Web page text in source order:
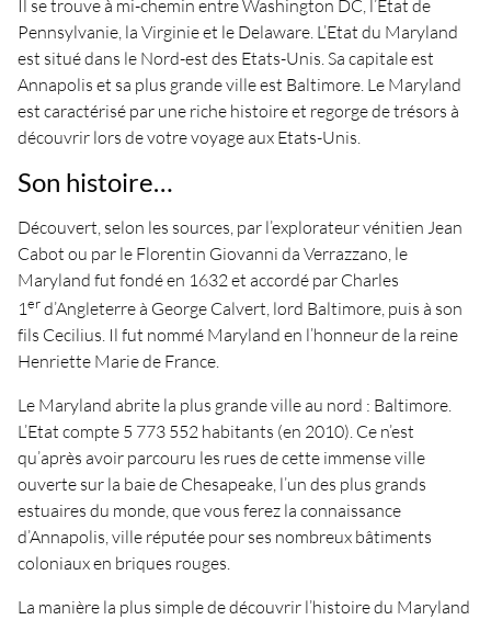
Il se trouve à mi-chemin entre Washington DC, l’Etat de
Pennsylvanie, la Virginie et le Delaware. L’Etat du Maryland
est situé dans le Nord-est des Etats-Unis. Sa capitale est
Annapolis et sa plus grande ville est Baltimore. Le Maryland
est caractérisé par une riche histoire et regorge de trésors à
découvrir lors de votre voyage aux Etats-Unis.
Son histoire…
Découvert, selon les sources, par l’explorateur vénitien Jean
Cabot ou par le Florentin Giovanni da Verrazzano, le
Maryland fut fondé en 1632 et accordé par Charles
1erd’Angleterre à George Calvert, lord Baltimore, puis à son
fils Cecilius. Il fut nommé Maryland en l’honneur de la reine
Henriette Marie de France.
Le Maryland abrite la plus grande ville au nord : Baltimore.
L’Etat compte 5 773 552 habitants (en 2010). Ce n’est
qu’après avoir parcouru les rues de cette immense ville
ouverte sur la baie de Chesapeake, l’un des plus grands
estuaires du monde, que vous ferez la connaissance
d’Annapolis, ville réputée pour ses nombreux bâtiments
coloniaux en briques rouges.
La manière la plus simple de découvrir l’histoire du Maryland